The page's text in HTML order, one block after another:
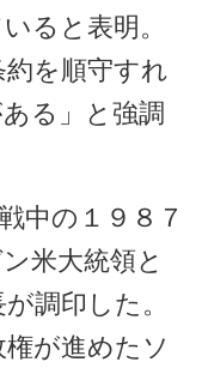
ると表明。
を順守すれ
る」と強調
中の１９８７
米大統領と
調印した。
が進めたソ